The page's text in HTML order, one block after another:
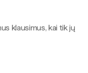
klausimus, kai tik jų